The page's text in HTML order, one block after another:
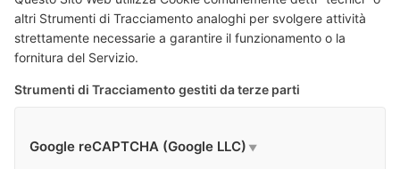
altri Strumenti di Tracciamento analoghi per svolgere attività
strettamente necessarie a garantire il funzionamento o la
fornitura del Servizio.
Strumenti di Tracciamento gestiti da terze parti
Google reCAPTCHA (Google LLC)